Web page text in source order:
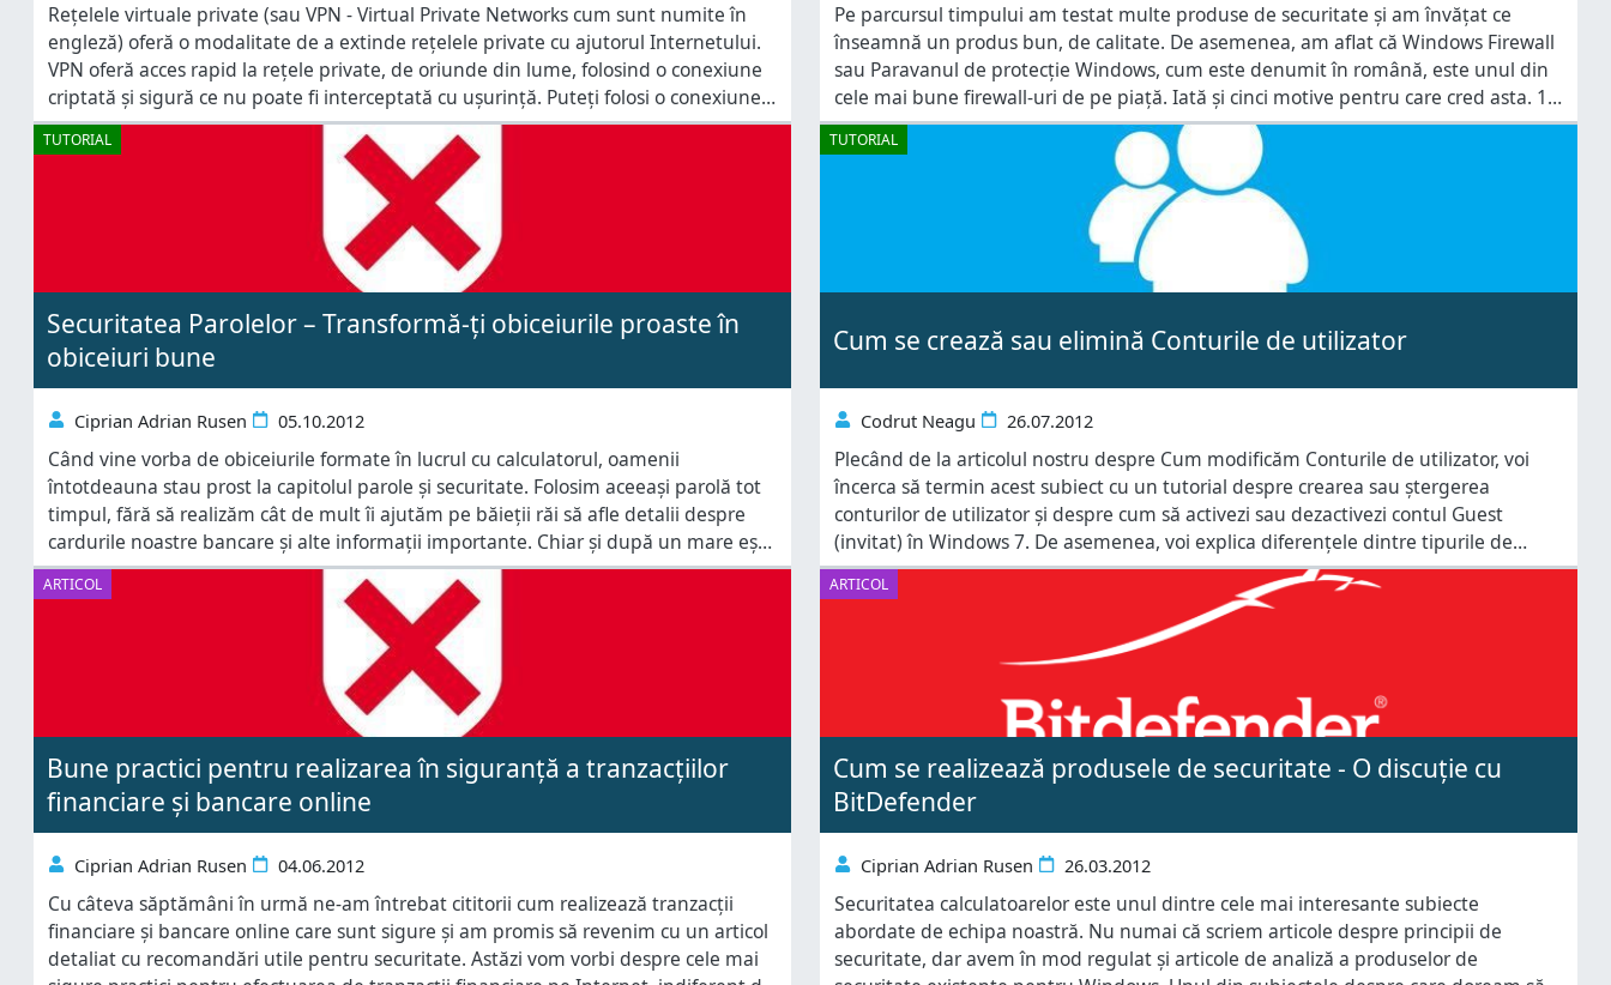
Rețelele virtuale private (sau VPN - Virtual Private Networks cum sunt numite în
engleză) oferă o modalitate de a extinde rețelele private cu ajutorul Internetului.
VPN oferă acces rapid la rețele private, de oriunde din lume, folosind o conexiune
criptată și sigură ce nu poate fi interceptată cu ușurință. Puteți folosi o conexiune
VPN pentru a vă conecta de acasă la rețeaua companiei la
Pe parcursul timpului am testat multe produse de securitate și am învățat ce
înseamnă un produs bun, de calitate. De asemenea, am aflat că Windows Firewall
sau Paravanul de protecție Windows, cum este denumit în română, este unul din
cele mai bune firewall-uri de pe piață. Iată și cinci motive pentru care cred asta. 1.
Windows Firewall oferă cea mai bună integrare cu
TUTORIAL
Securitatea Parolelor – Transformă-ți obiceiurile proaste în
obiceiuri bune
Ciprian Adrian Rusen 05.10.2012
Când vine vorba de obiceiurile formate în lucrul cu calculatorul, oamenii
întotdeauna stau prost la capitolul parole și securitate. Folosim aceeași parolă tot
timpul, fără să realizăm cât de mult îi ajutăm pe băieții răi să afle detalii despre
cardurile noastre bancare și alte informații importante. Chiar și după un mare eșec
precum spargerea rețelei Sony PlayStation, atât companiile cât și utilizatorii nu au
TUTORIAL
Cum se crează sau elimină Conturile de utilizator
Codrut Neagu 26.07.2012
Plecând de la articolul nostru despre Cum modificăm Conturile de utilizator, voi
încerca să termin acest subiect cu un tutorial despre crearea sau ștergerea
conturilor de utilizator și despre cum să activezi sau dezactivezi contul Guest
(invitat) în Windows 7. De asemenea, voi explica diferențele dintre tipurile de
conturi disponibile și voi încerca să arăt scenariile de utilizare și limitările pentru
fiecare opțiune disponibilă.
ARTICOL
Bune practici pentru realizarea în siguranță a tranzacțiilor
financiare și bancare online
Ciprian Adrian Rusen 04.06.2012
Cu câteva săptămâni în urmă ne-am întrebat cititorii cum realizează tranzacții
financiare și bancare online care sunt sigure și am promis să revenim cu un articol
detaliat cu recomandări utile pentru securitate. Astăzi vom vorbi despre cele mai
ARTICOL
Cum se realizează produsele de securitate - O discuție cu
BitDefender
Ciprian Adrian Rusen 26.03.2012
Securitatea calculatoarelor este unul dintre cele mai interesante subiecte
abordate de echipa noastră. Nu numai că scriem articole despre principii de
securitate, dar avem în mod regulat și articole de analiză a produselor de